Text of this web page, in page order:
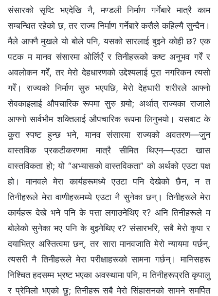
संसारको सृष्टि भएदेखि नै, मण्डली निर्माण गर्नेबारे मात्रै काम
सम्बन्धित रहेको छ, तर राज्य निर्माण गर्नेबारे कसैले कहिल्यै सुन्दैन।
मैले आफ्‍नै मुखले यो बोले पनि, यसको सारलाई बुझ्‍ने कोही छ? एक
पटक म मानव संसारमा ओर्लिएँ र तिनीहरूको कष्ट अनुभव गरेँ र
अवलोकन गरेँ, तर मेरो देहधारणको उद्देश्यलाई पूरा नगरिकन त्यसो
गरेँ। राज्यको निर्माण सुरु भएपछि, मेरो देहधारी शरीरले आफ्नो
सेवकाइलाई औपचारिक रूपमा सुरु गर्‍यो; अर्थात् राज्यका राजाले
आफ्‍नो सार्वभौम शक्तिलाई औपचारिक रूपमा लिनुभयो। यसबाट के
कुरा स्पष्ट हुन्छ भने, मानव संसारमा राज्यको अवतरण—जुन
वास्तविक प्रकटीकरणमा मात्रै सीमित थिएन—एउटा खास
वास्तविकता हो; यो “अभ्यासको वास्तविकता” को अर्थको एउटा पक्ष
हो। मानवले मेरा कार्यहरूमध्ये एउटा पनि देखेको छैन, न त
तिनीहरूले मेरा वाणीहरूमध्ये एउटा नै सुनेका छन्। तिनीहरूले मेरा
कार्यहरू देखे भने पनि के पत्ता लगाउनेथिए र? अनि तिनीहरूले म
बोलेको सुनेका भए पनि के बुझ्नेथिए र? संसारभरि, सबै मेरो कृपा र
दयाभित्र अस्तित्वमा छन्, तर सारा मानवजाति मेरो न्यायमा पर्छन्,
त्यसरी नै तिनीहरूले मेरा परीक्षाहरूको सामना गर्छन्। मानिसहरू
निश्‍चित हदसम्‍म भ्रष्ट भएका अवस्थामा पनि, म तिनीहरूप्रति कृपालु
र प्रेमिलो भएको छु; तिनीहरू सबै मेरो सिंहासनको सामने समर्पित